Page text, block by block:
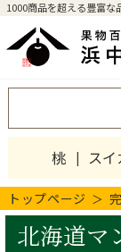
1000商品を超える豊富な
桃 スイ
トップページ
北海道マ